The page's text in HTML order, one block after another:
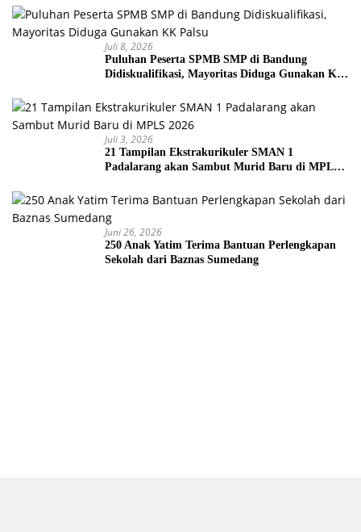
Juli 8, 2026
Puluhan Peserta SPMB SMP di Bandung
Didiskualifikasi, Mayoritas Diduga Gunakan KK
Juli 3, 2026
21 Tampilan Ekstrakurikuler SMAN 1
Padalarang akan Sambut Murid Baru di MPLS
Juni 26, 2026
250 Anak Yatim Terima Bantuan Perlengkapan
Sekolah dari Baznas Sumedang